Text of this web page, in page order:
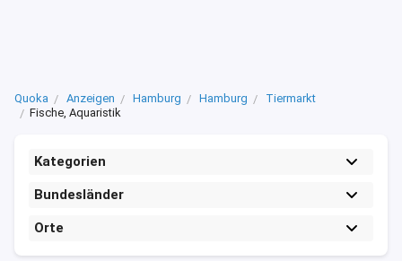
Quoka Anzeigen Hamburg Hamburg
Tiermarkt
Fische, Aquaristik
Kategorien
Bundesländer
Orte